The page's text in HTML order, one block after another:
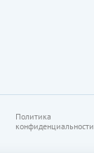
Политика
конфиденциальности